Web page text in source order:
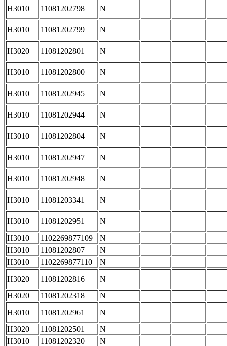
H3010
11081202798 N
H3010 11081202799 N
H3020 11081202801 N
H3010 11081202800 N
H3010 11081202945 N
H3010 11081202944 N
H3010 11081202804 N
H3010 11081202947 N
H3010 11081202948 N
H3010 11081203341 N
H3010 11081202951
N
H3010
1102269877109
N
H3010
11081202807
N
H3010
1102269877110
N
H3020
11081202816
N
H3020
11081202318
N
H3010
11081202961
N
H3020
11081202501
N
H3010
11081202320
N